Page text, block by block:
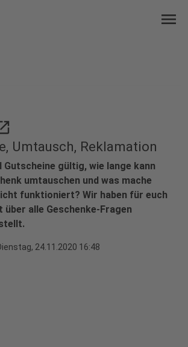
menu
Umtausch, Reklamation
Gutscheine gültig, wie lange kann
umtauschen und was mache
funktioniert? Wir haben für euch
über alle Geschenke-Fragen
24.11.2020 16:48